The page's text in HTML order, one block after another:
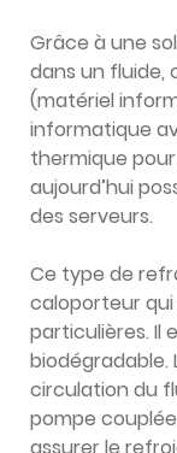
Grâce à une
dans un fluide,
(matériel
informatique
thermique
aujourd’hui
des serveurs.
Ce type de
caloporteur
particulières. Il
biodégradable.
circulation du
pompe